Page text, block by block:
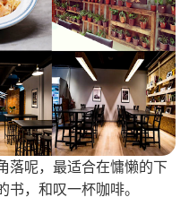
落呢，最适合在慵懒的下
，和叹一杯咖啡。